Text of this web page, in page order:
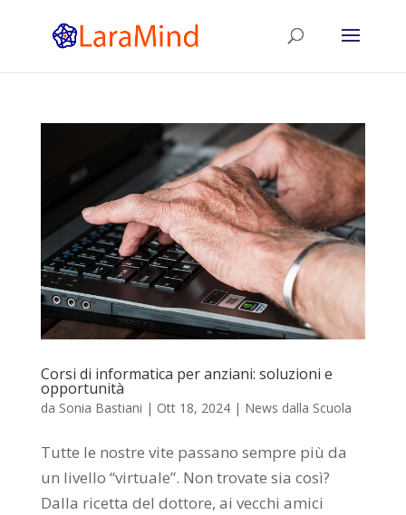
Corsi di informatica per anziani: soluzioni e
opportunità
da Sonia Bastiani | Ott 18, 2024| News dalla Scuola
Tutte le nostre vite passano sempre più da
un livello “virtuale”. Non trovate sia così?
Dalla ricetta del dottore, ai vecchi amici